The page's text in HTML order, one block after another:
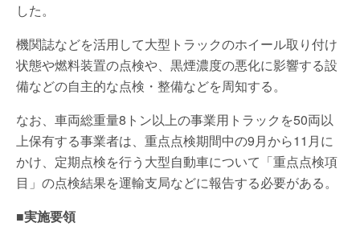
した。
機関誌などを活用して大型トラックのホイール取り付け
状態や燃料装置の点検や、黒煙濃度の悪化に影響する設
備などの自主的な点検・整備などを周知する。
なお、車両総重量8トン以上の事業用トラックを50両以
上保有する事業者は、重点点検期間中の9月から11月に
かけ、定期点検を行う大型自動車について「重点点検項
目」の点検結果を運輸支局などに報告する必要がある。
■実施要領